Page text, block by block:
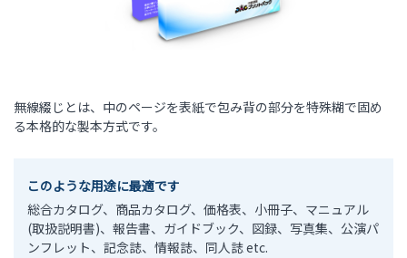
無線綴じとは、中のページを表紙で包み背の部分を特殊糊で固め
る本格的な製本方式です。
このような用途に最適です
総合カタログ、商品カタログ、価格表、小冊子、マニュアル
(取扱説明書)、報告書、ガイドブック、図録、写真集、公演パ
ンフレット、記念誌、情報誌、同人誌 etc.